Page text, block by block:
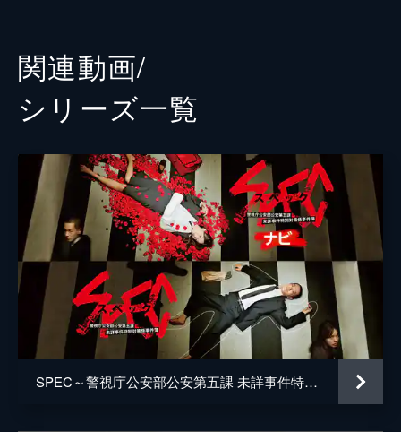
い詰めた御厨（木村文乃）と高座（松田翔
太）だが、新たなSPECホルダーが参戦！そ
の様子を撮影するのはあの男だった！
第仇話 新興宗教「インナープラネッツ」
との戦い
新興宗教「インナープラネッツ」に組する
SPECホルダーに近藤（徳井優）らが襲われ
てしまう。御厨（木村文乃）と高座（松田翔
太）はどう立ち向かうのか！？
36分
第拾話 最終決戦！心を操る邑瀬帝法を倒
せるのか!?
「覇乃抄」最終話！物語は「厩乃抄」へ！心
を操るSPECを持つ帝法（山口紗弥加）と御
厨（木村文乃）、高座（松田翔太）の戦いの
行方は！？
長谷川ティティ
清水葉月
レッド吉田
六角慎司
半海一晃
矢野浩二
水野勝
関連動画/
シリーズ⼀覧
SPEC～警視庁公安部公安第五課 未詳事件特別対策係事件簿～ナビ